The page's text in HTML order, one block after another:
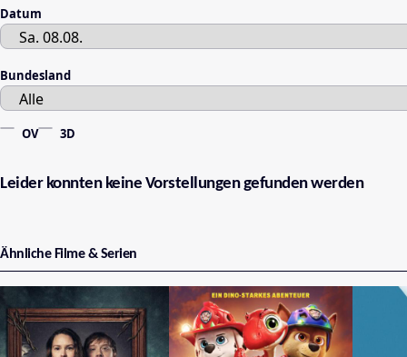
Datum
Bundesland
OV 3D
Leider konnten keine Vorstellungen gefunden werden
Ähnliche Filme & Serien